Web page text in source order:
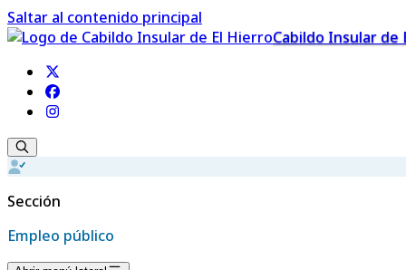
Saltar al contenido principal
Cabildo Insular de
Sección
Empleo público